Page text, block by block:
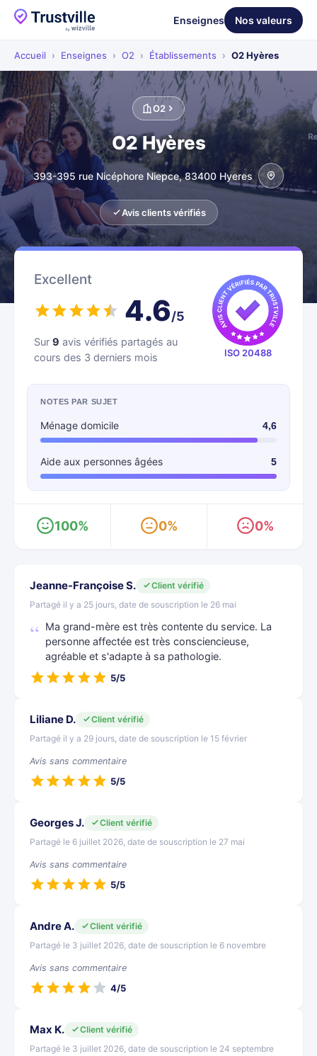
Enseignes Nos valeurs
Accueil › Enseignes › O2 › Établissements › O2 Hyères
O2
O2 Hyères
393-395 rue Nicéphore Niepce, 83400 Hyeres
Avis clients vérifiés
Excellent
4.6/5
Sur 9 avis vérifiés partagés au
cours des 3 derniers mois
ISO 20488
NOTES PAR SUJET
Ménage domicile 4,6
Aide aux personnes âgées 5
100% 0% 0%
Jeanne-Françoise S.
Client vérifié
Partagé il y a 25 jours, date de souscription le 26 mai
Ma grand-mère est très contente du service. La
personne affectée est très consciencieuse,
agréable et s'adapte à sa pathologie.
5/5
Liliane D.
Client vérifié
Partagé il y a 29 jours, date de souscription le 15 février
Avis sans commentaire
5/5
Georges J.
Client vérifié
Partagé le 6 juillet 2026, date de souscription le 27 mai
Avis sans commentaire
5/5
Andre A.
Client vérifié
Partagé le 3 juillet 2026, date de souscription le 6 novembre
Avis sans commentaire
4/5
Max K.
Client vérifié
Partagé le 3 juillet 2026, date de souscription le 24 septembre